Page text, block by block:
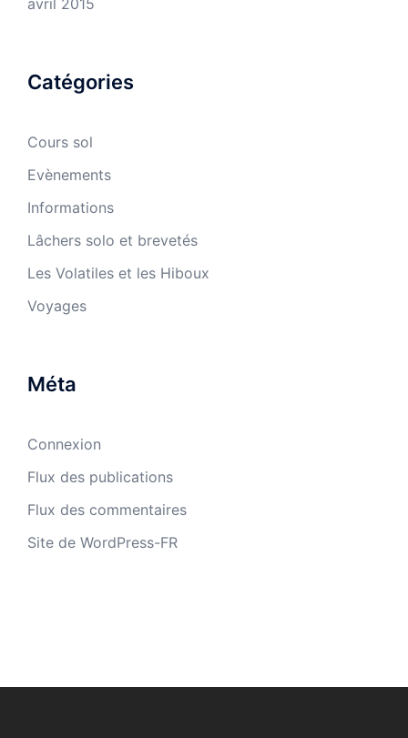
avril 2015
Catégories
Cours sol
Evènements
Informations
Lâchers solo et brevetés
Les Volatiles et les Hiboux
Voyages
Méta
Connexion
Flux des publications
Flux des commentaires
Site de WordPress-FR